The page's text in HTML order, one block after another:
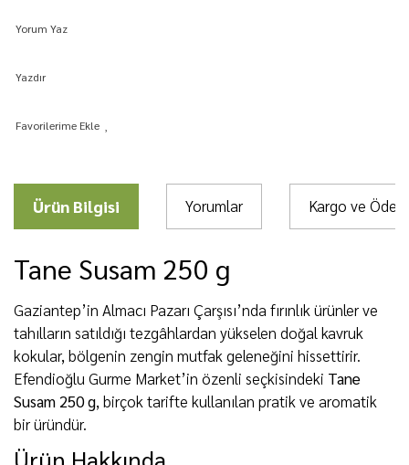
Yorum Yaz
Yazdır
Ürün Bilgisi Yorumlar Kargo ve
Tane Susam 250 g
Gaziantep’in Almacı Pazarı Çarşısı’nda fırınlık ürünler ve
tahılların satıldığı tezgâhlardan yükselen doğal kavruk
kokular, bölgenin zengin mutfak geleneğini hissettirir.
Efendioğlu Gurme Market’in özenli seçkisindeki Tane
Susam 250 g, birçok tarifte kullanılan pratik ve aromatik
bir üründür.
Ürün Hakkında